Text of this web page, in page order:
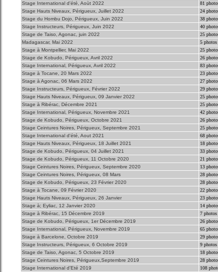
Stage International d'été, Aoùt 2022
81
Stage Hauts Niveaux, Périgueux, Juillet 2022
24
Stage du Hombu Dojo, Périgueux, Juin 2022
38
Stage Instructeurs, Périgueux, Juin 2022
40
Stage de Taiso, Agonac, juin 2022
25
Madagascar, Mai 2022
5 photos
Stage à Montpellier, Mai 2022
25
Stage de Kobudo, Périgueux, Avril 2022
26
Stage International, Périgueux, Avril 2022
83
Stage à Tocane, 20 Mars 2022
23
Stage à Agonac, 06 Mars 2022
27
Stage Instructeurs, Périgueux, Février 2022
29
Stage Hauts Niveaux, Périgueux, 09 Janvier 2022
25
Stage à Ribérac, Décembre 2021
25
Stage International, Périgueux, Novembre 2021
42
Stage de Kobudo, Périgueux, Octobre 2021
26
Stage Ceintures Noires, Périgueux, Septembre 2021
25
Stage International d'été, Aout 2021
68
Stage Hauts Niveaux, Périgueux, 18 Juillet 2021
18
Stage de Kobudo, Périgueux, 04 Juillet 2021
33
Stage de Kobudo, Périgueux, 11 Octobre 2020
21
Stage Ceintures Noires, Périgueux, Septembre 2020
13
Stage Ceintures Noires, Périgueux, 08 Mars
28
Stage de Kobudo, Périgueux, 23 Février 2020
28
Stage à Tocane, 09 Février 2020
22
Stage Hauts Niveaux, Périgueux, 26 Janvier
23
Stage à; Eyliac, 12 Janvier 2020
14
Stage à Ribérac, 15 Décembre 2019
7 photos
Stage de Kobudo, Périgueux, 1er Décembre 2019
26
Stage International, Périgueux, Novembre 2019
65
Stage à Barcelone, Octobre 2019
29
Stage Instructeurs, Périgueux, 6 Octobre 2019
9 photos
Stage de Taiso, Agonac, 5 Octobre 2019
18
Stage Ceintures Noires, Périgueux,Septembre 2019
28
Stage International d'Eté 2019
108